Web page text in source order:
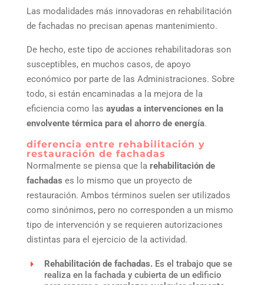
Las modalidades más innovadoras en rehabilitación
de fachadas no precisan apenas mantenimiento.
De hecho, este tipo de acciones rehabilitadoras son
susceptibles, en muchos casos, de apoyo
económico por parte de las Administraciones. Sobre
todo, si están encaminadas a la mejora de la
eficiencia como las ayudas a intervenciones en la
envolvente térmica para el ahorro de energía.
diferencia entre rehabilitación y
restauración de fachadas
Normalmente se piensa que la rehabilitación de
fachadas es lo mismo que un proyecto de
restauración. Ambos términos suelen ser utilizados
como sinónimos, pero no corresponden a un mismo
tipo de intervención y se requieren autorizaciones
distintas para el ejercicio de la actividad.
Rehabilitación de fachadas.Es el trabajo que se
realiza en la fachada y cubierta de un edificio